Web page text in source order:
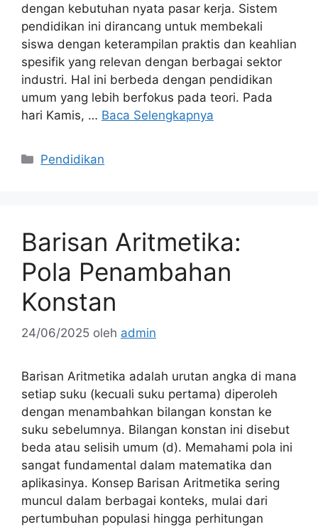
dengan kebutuhan nyata pasar kerja. Sistem
pendidikan ini dirancang untuk membekali
siswa dengan keterampilan praktis dan keahlian
spesifik yang relevan dengan berbagai sektor
industri. Hal ini berbeda dengan pendidikan
umum yang lebih berfokus pada teori. Pada
hari Kamis, … Baca Selengkapnya
Kategori
Pendidikan
Barisan Aritmetika:
Pola Penambahan
Konstan
24/06/2025 oleh admin
Barisan Aritmetika adalah urutan angka di mana
setiap suku (kecuali suku pertama) diperoleh
dengan menambahkan bilangan konstan ke
suku sebelumnya. Bilangan konstan ini disebut
beda atau selisih umum (d). Memahami pola ini
sangat fundamental dalam matematika dan
aplikasinya. Konsep Barisan Aritmetika sering
muncul dalam berbagai konteks, mulai dari
pertumbuhan populasi hingga perhitungan